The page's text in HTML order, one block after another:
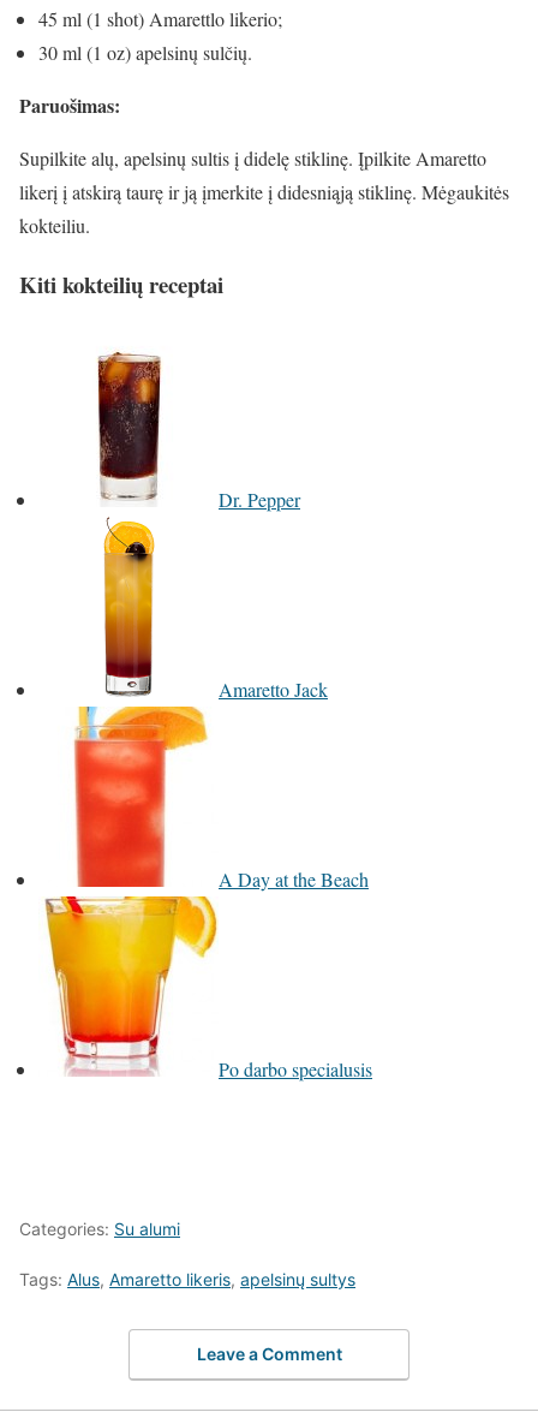
45 ml (1 shot) Amarettlo likerio;
30 ml (1 oz) apelsinų sulčių.
Paruošimas:
Supilkite alų, apelsinų sultis į didelę stiklinę. Įpilkite Amaretto
likerį į atskirą taurę ir ją įmerkite į didesniąją stiklinę. Mėgaukitės
kokteiliu.
Kiti kokteilių receptai
Dr. Pepper
Amaretto Jack
A Day at the Beach
Po darbo specialusis
Categories: Su alumi
Tags: Alus, Amaretto likeris, apelsinų sultys
Leave a Comment